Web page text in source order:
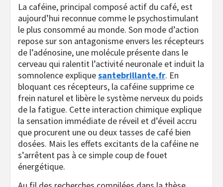
La caféine, principal composé actif du café, est
aujourd’hui reconnue comme le psychostimulant
le plus consommé au monde. Son mode d’action
repose sur son antagonisme envers les récepteurs
de l’adénosine, une molécule présente dans le
cerveau qui ralentit l’activité neuronale et induit la
somnolence expliquesantebrillante.fr. En
bloquant ces récepteurs, la caféine supprime ce
frein naturel et libère le système nerveux du poids
de la fatigue. Cette interaction chimique explique
la sensation immédiate de réveil et d’éveil accru
que procurent une ou deux tasses de café bien
dosées. Mais les effets excitants de la caféine ne
s’arrêtent pas à ce simple coup de fouet
énergétique.